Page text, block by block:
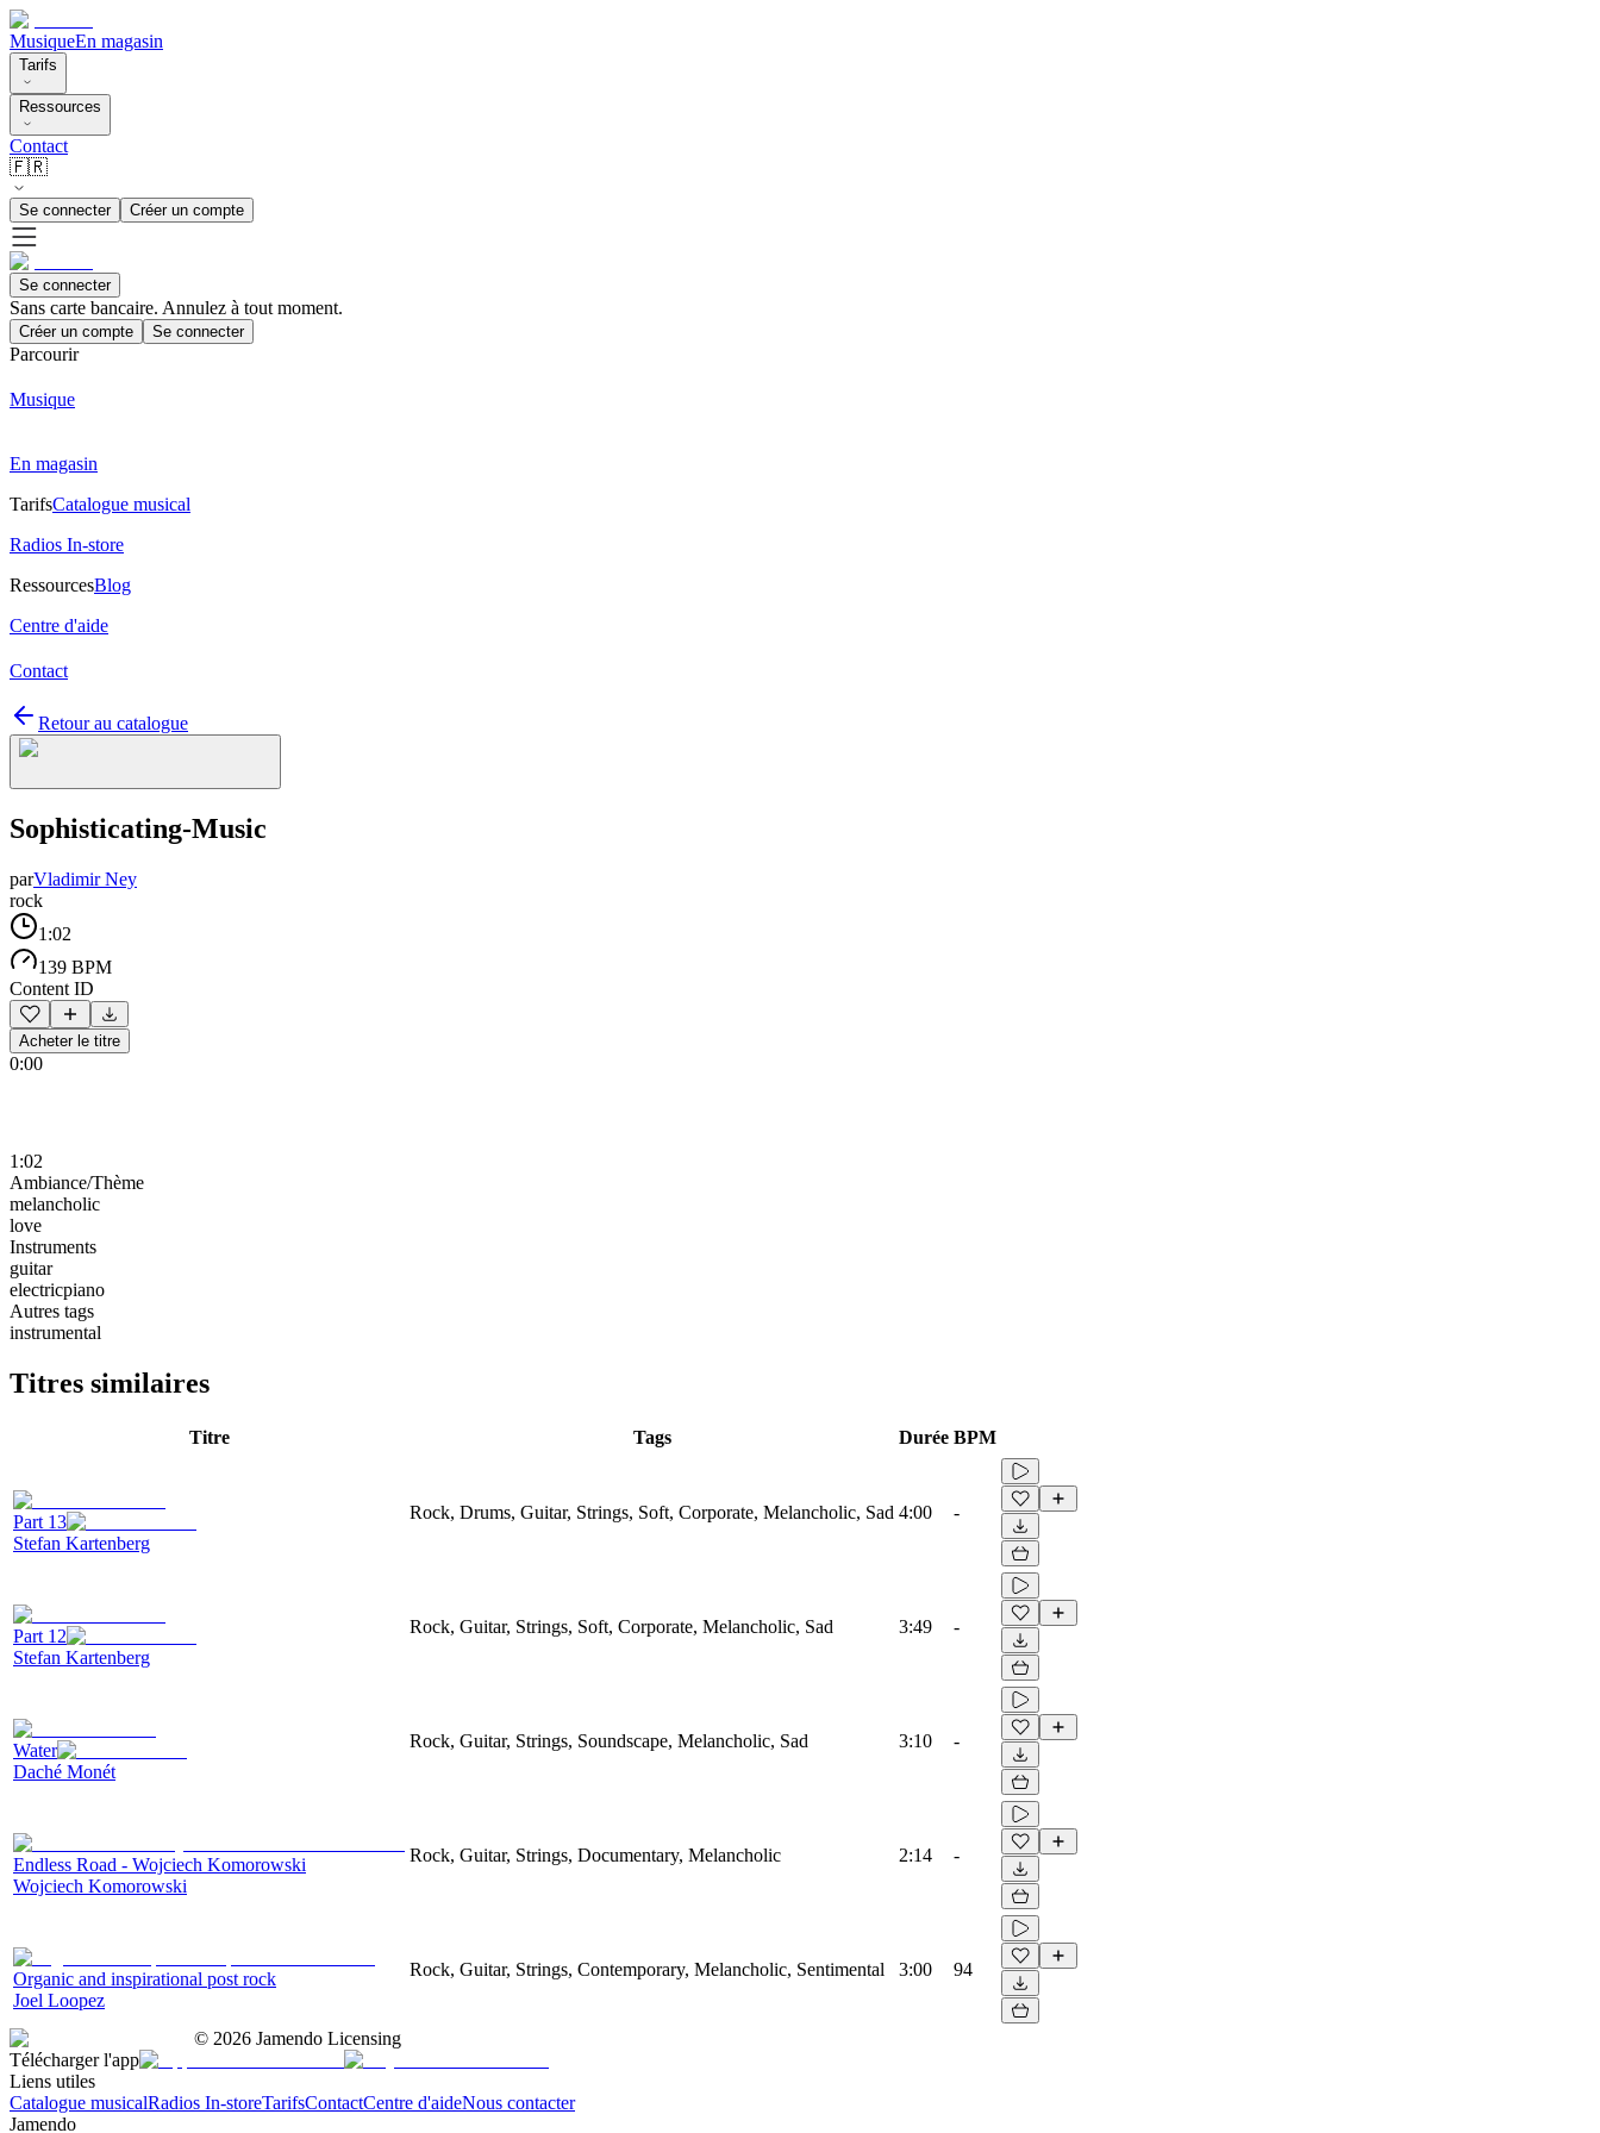
MusiqueEn magasin
Tarifs
Ressources
Contact
🇫🇷
Se connecter Créer un compte
Se connecter
Sans carte bancaire. Annulez à tout moment.
Créer un compte Se connecter
Parcourir
Musique
En magasin
TarifsCatalogue musical
Radios In-store
RessourcesBlog
Centre d'aide
Contact
Retour au catalogue
Sophisticating-Music
parVladimir Ney
rock
1:02
139 BPM
Content ID
Acheter le titre
0:00
1:02
Ambiance/Thème
melancholic
love
Instruments
guitar
electricpiano
Autres tags
instrumental
Titres similaires
Titre Tags Durée BPM
Part 13
Stefan Kartenberg
Rock, Drums, Guitar, Strings, Soft, Corporate, Melancholic, Sad 4:00 -
Part 12
Stefan Kartenberg
Rock, Guitar, Strings, Soft, Corporate, Melancholic, Sad 3:49 -
Water
Daché Monét
Rock, Guitar, Strings, Soundscape, Melancholic, Sad 3:10 -
Endless Road - Wojciech Komorowski
Wojciech Komorowski
Rock, Guitar, Strings, Documentary, Melancholic 2:14 -
Organic and inspirational post rock
Joel Loopez
Rock, Guitar, Strings, Contemporary, Melancholic, Sentimental 3:00 94
© 2026 Jamendo Licensing
Télécharger l'app
Liens utiles
Catalogue musicalRadios In-storeTarifsContactCentre d'aideNous contacter
Jamendo